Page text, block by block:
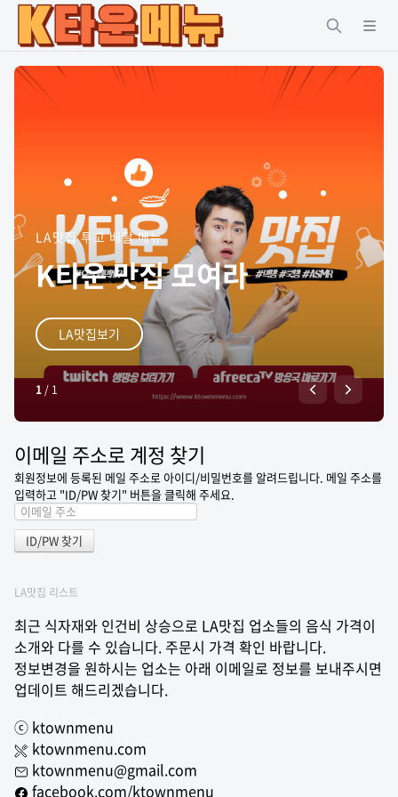
LA맛집 투고 배달 메뉴
K타운 맛집 모여라
LA맛집보기
1/ 1
이메일 주소로 계정 찾기
회원정보에 등록된 메일 주소로 아이디/비밀번호를 알려드립니다. 메일 주소를
입력하고 "ID/PW 찾기" 버튼을 클릭해 주세요.
LA맛집 리스트
최근 식자재와 인건비 상승으로 LA맛집 업소들의 음식 가격이
소개와 다를 수 있습니다. 주문시 가격 확인 바랍니다.
정보변경을 원하시는 업소는 아래 이메일로 정보를 보내주시면
업데이트 해드리겠습니다.
ⓒ ktownmenu
ktownmenu.com
ktownmenu@gmail.com
facebook.com/ktownmenu